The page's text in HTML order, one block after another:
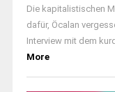
Die kapitalistischen
dafür, Öcalan
Interview mit dem
More